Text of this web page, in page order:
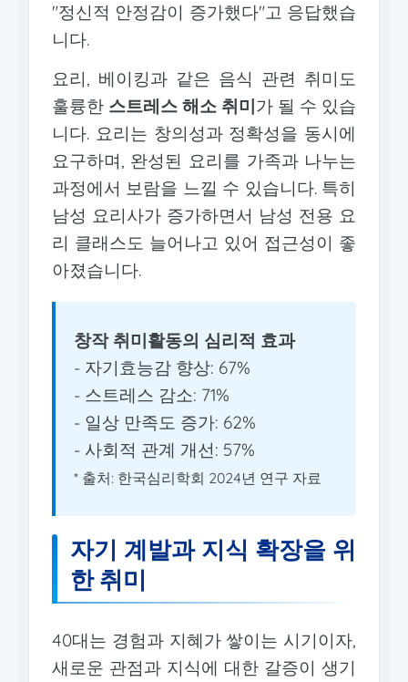
"정신적 안정감이 증가했다"고 응답했습
니다.
요리, 베이킹과 같은 음식 관련 취미도
훌륭한 스트레스 해소 취미가 될 수 있습
니다. 요리는 창의성과 정확성을 동시에
요구하며, 완성된 요리를 가족과 나누는
과정에서 보람을 느낄 수 있습니다. 특히
남성 요리사가 증가하면서 남성 전용 요
리 클래스도 늘어나고 있어 접근성이 좋
아졌습니다.
창작 취미활동의 심리적 효과
- 자기효능감 향상: 67%
- 스트레스 감소: 71%
- 일상 만족도 증가: 62%
- 사회적 관계 개선: 57%
* 출처: 한국심리학회 2024년 연구 자료
자기 계발과 지식 확장을 위
한 취미
40대는 경험과 지혜가 쌓이는 시기이자,
새로운 관점과 지식에 대한 갈증이 생기